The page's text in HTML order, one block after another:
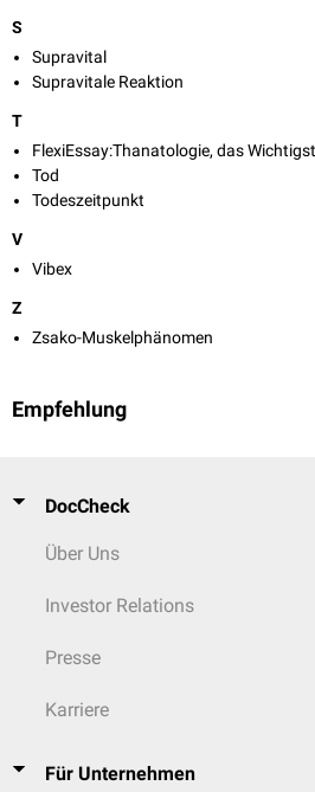
S
Supravital
Supravitale Reaktion
T
FlexiEssay:Thanatologie, das
Tod
Todeszeitpunkt
V
Vibex
Z
Zsako-Muskelphänomen
Empfehlung
DocCheck
Über Uns
Investor Relations
Presse
Karriere
Für Unternehmen